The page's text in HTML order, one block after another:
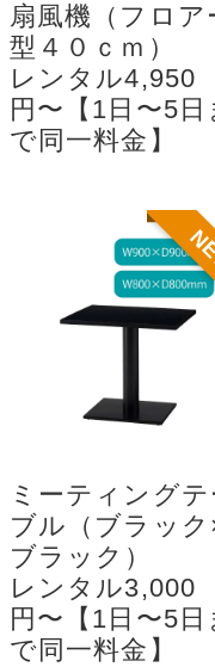
扇風機（フロア
型４０ｃｍ）
レンタル4,950
円〜【1日〜5日
で同一料金】
ミーティング
ブル（ブラッ
ブラック）
レンタル3,000
円〜【1日〜5日
で同一料金】